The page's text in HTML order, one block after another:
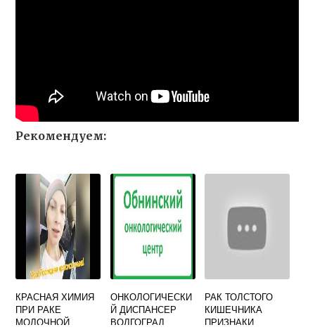
Рекомендуем:
КРАСНАЯ ХИМИЯ
ПРИ РАКЕ
МОЛОЧНОЙ
ОНКОЛОГИЧЕСКИ
Й ДИСПАНСЕР
ВОЛГОГРАД
РАК ТОЛСТОГО
КИШЕЧНИКА
ПРИЗНАКИ